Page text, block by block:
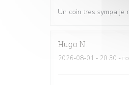
Un coin tres sympa je
Hugo N
2026-08-01 - 20:30 -